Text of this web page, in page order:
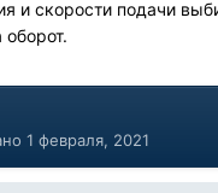
и скорости подачи
1 февраля, 2021